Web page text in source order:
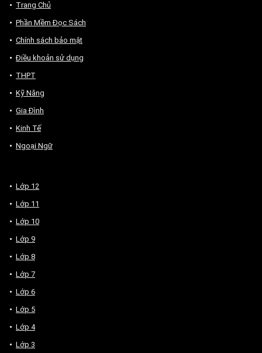
Trang Chủ
Phần Mềm Đọc Sách
Chính sách bảo mật
Điều khoản sử dụng
THPT
Kỹ Năng
Gia Đình
Kinh Tế
Ngoại Ngữ
Lớp 12
Lớp 11
Lớp 10
Lớp 9
Lớp 8
Lớp 7
Lớp 6
Lớp 5
Lớp 4
Lớp 3